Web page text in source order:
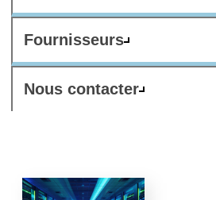
Fournisseurs
Nous contacter